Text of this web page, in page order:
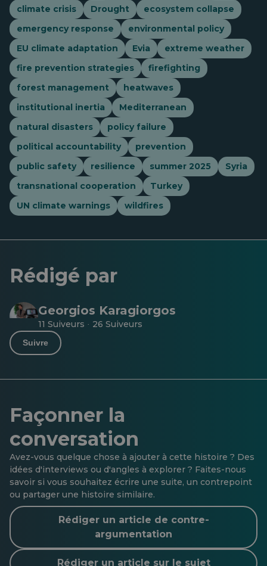
climate crisis
Drought
ecosystem collapse
emergency response
environmental policy
EU climate adaptation
Evia
extreme weather
fire prevention strategies
firefighting
forest management
heatwaves
institutional inertia
Mediterranean
natural disasters
policy failure
political accountability
prevention
public safety
resilience summer 2025
Syria
transnational cooperation
Turkey
UN climate warnings
wildfires
Rédigé par
Georgios Karagiorgos
11 Suiveurs · 26 Suiveurs
Suivre
Façonner la
conversation
Avez-vous quelque chose à ajouter à cette histoire ? Des
idées d'interviews ou d'angles à explorer ? Faites-nous
savoir si vous souhaitez écrire une suite, un contrepoint
ou partager une histoire similaire.
Rédiger un article de contre-
argumentation
Rédiger un article sur le sujet